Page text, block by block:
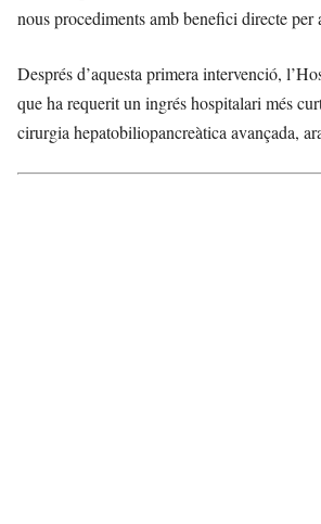
nous procediments amb benefici directe per
Després d’aquesta primera intervenció,
que ha requerit un ingrés hospitalari més
cirurgia hepatobiliopancreàtica avançada,